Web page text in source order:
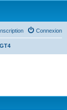
Connexion